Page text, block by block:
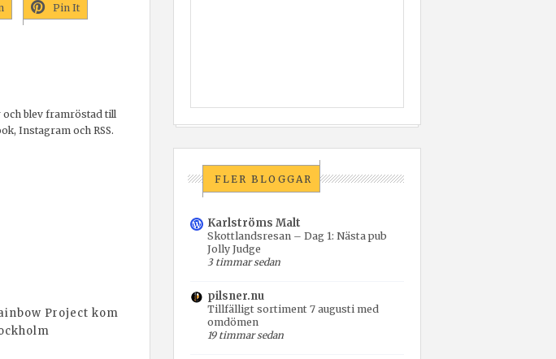
Pin It
och blev framröstad till
Instagram och RSS.
Project kom
FLER BLOGGAR
Karlströms Malt
Skottlandsresan – Dag 1: Nästa pub
Jolly Judge
3 timmar sedan
pilsner.nu
Tillfälligt sortiment 7 augusti med
omdömen
19 timmar sedan